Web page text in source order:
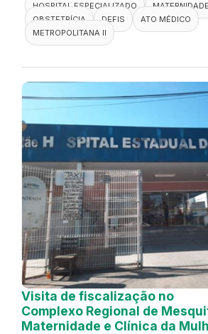
HOSPITAL ESPECIALIZADO
MATERNIDADE
OBSTETRÍCIA
DEFIS
ATO MÉDICO
METROPOLITANA II
Visita de fiscalização no
Complexo Regional de
Maternidade e Clínica da